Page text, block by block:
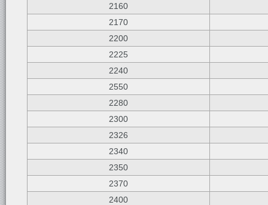
2160
2170
2200
2225
2240
2550
2280
2300
2326
2340
2350
2370
2400